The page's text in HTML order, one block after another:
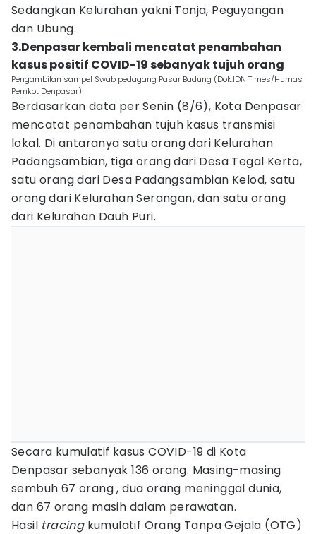
Sedangkan Kelurahan yakni Tonja, Peguyangan
dan Ubung.
3.Denpasar kembali mencatat penambahan
kasus positif COVID-19 sebanyak tujuh orang
Pengambilan sampel Swab pedagang Pasar Badung (Dok.IDN Times/Humas
Pemkot Denpasar)
Berdasarkan data per Senin (8/6), Kota Denpasar
mencatat penambahan tujuh kasus transmisi
lokal. Di antaranya satu orang dari Kelurahan
Padangsambian, tiga orang dari Desa Tegal Kerta,
satu orang dari Desa Padangsambian Kelod, satu
orang dari Kelurahan Serangan, dan satu orang
dari Kelurahan Dauh Puri.
Secara kumulatif kasus COVID-19 di Kota
Denpasar sebanyak 136 orang. Masing-masing
sembuh 67 orang , dua orang meninggal dunia,
dan 67 orang masih dalam perawatan.
Hasil tracingkumulatif Orang Tanpa Gejala (OTG)